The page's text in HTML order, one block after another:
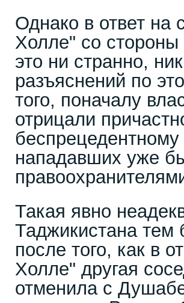
Однако в ответ на
Холле" со
это ни странно,
разъяснений по
того, поначалу
отрицали
беспрецедентному
нападавших уже
Такая явно
Таджикистана тем
после того, как в
Холле" другая
отменила с